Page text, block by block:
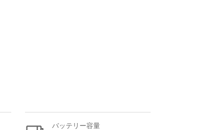
バッテリー容量